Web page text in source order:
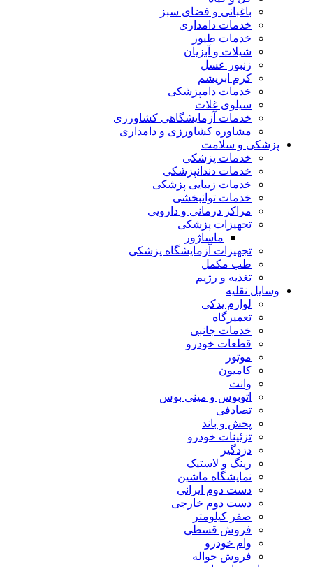
باغبانی و فضای سبز
خدمات دامداری
خدمات طیور
شیلات و آبزیان
زنبور عسل
کرم ابریشم
خدمات دامپزشکی
سیلوی غلات
خدمات آزمایشگاهی کشاورزی
مشاوره کشاورزی و دامداری
پزشکی و سلامت
خدمات پزشکی
خدمات دندانپزشکی
خدمات زیبایی پزشکی
خدمات توانبخشی
مراکز درمانی و دارویی
تجهیزات پزشکی
ماساژور
تجهیزات آزمایشگاه پزشکی
طب مکمل
تغذیه و رژیم
وسایل نقلیه
لوازم یدکی
تعمیرگاه
خدمات جانبی
قطعات خودرو
موتور
کامیون
وانت
اتوبوس و مینی بوس
تصادفی
پخش و باند
تزئینات خودرو
دزدگیر
رینگ و لاستیک
نمایشگاه ماشین
دست دوم ایرانی
دست دوم خارجی
صفر کیلومتر
فروش قسطی
وام خودرو
فروش حواله